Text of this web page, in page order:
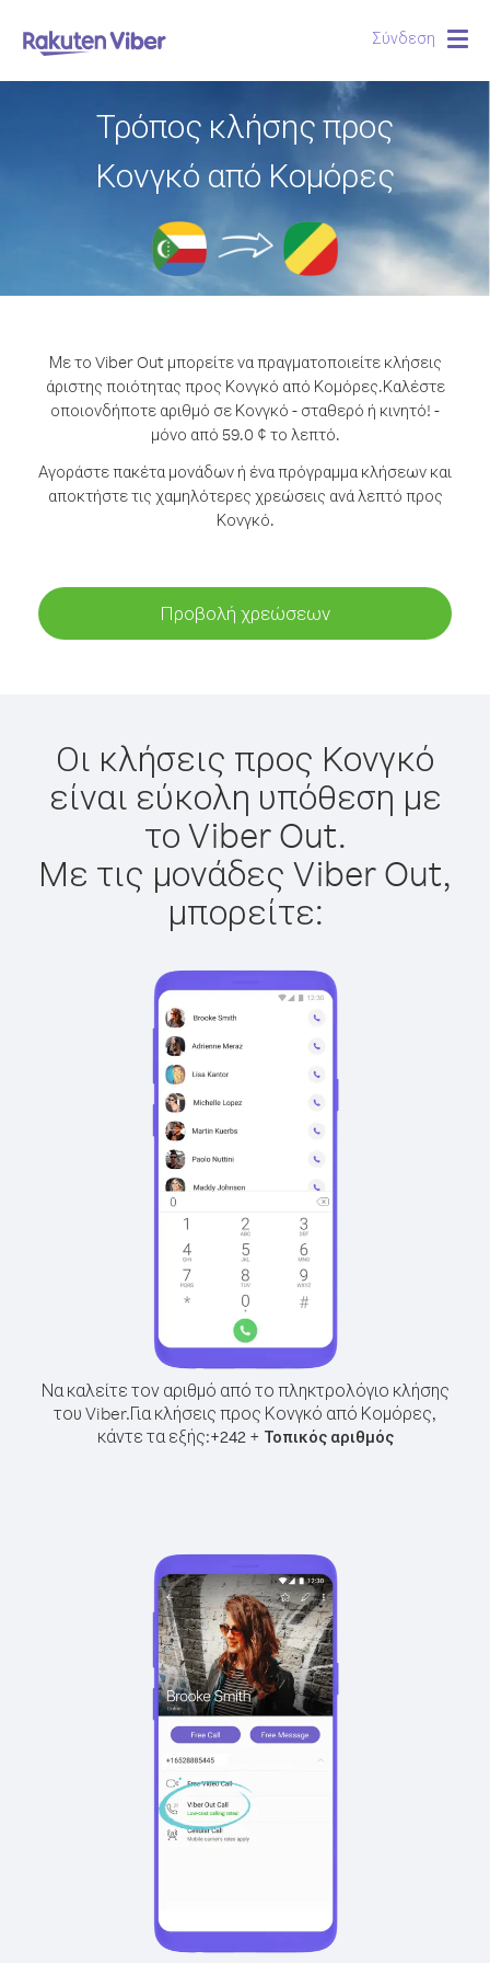
Σύνδεση
Τρόπος κλήσης προς
Κονγκό από Κομόρες
Με το Viber Out μπορείτε να πραγματοποιείτε κλήσεις
άριστης ποιότητας προς Κονγκό από Κομόρες.Καλέστε
οποιονδήποτε αριθμό σε Κονγκό - σταθερό ή κινητό! -
μόνο από 59.0 ¢ το λεπτό.
Αγοράστε πακέτα μονάδων ή ένα πρόγραμμα κλήσεων και
αποκτήστε τις χαμηλότερες χρεώσεις ανά λεπτό προς
Κονγκό.
Προβολή χρεώσεων
Οι κλήσεις προς Κονγκό
είναι εύκολη υπόθεση με
το Viber Out.
Με τις μονάδες Viber Out,
μπορείτε:
Να καλείτε τον αριθμό από το πληκτρολόγιο κλήσης
του Viber.Για κλήσεις προς Κονγκό από Κομόρες,
κάντε τα εξής:+242+ Τοπικός αριθμός